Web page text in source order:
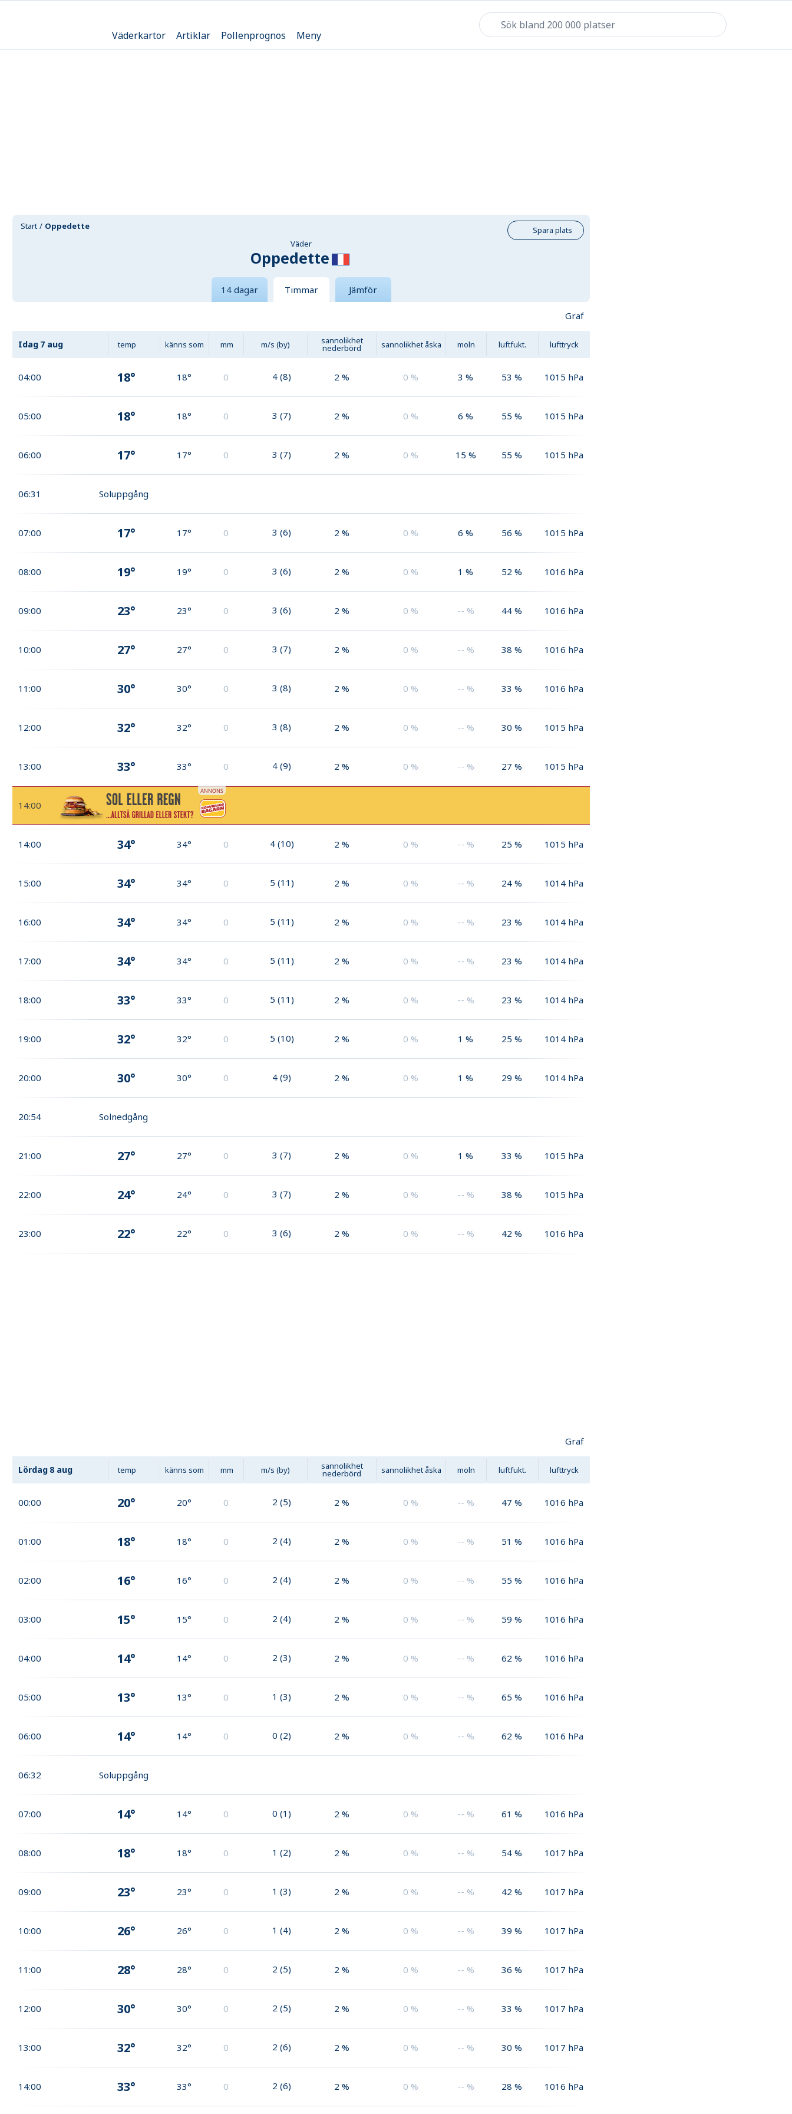
Väderkartor Artiklar Pollenprognos Meny
Start Oppedette
Spara plats
Väder
Oppedette
14 dagar Timmar Jämför
Graf
Idag 7 aug temp känns som mm m/s (by) sannolikhet
nederbörd sannolikhet åska moln luftfukt. lufttryck
04:00 18° 18° 0 4 (8) 2 % 0 % 3 % 53 % 1015 hPa
05:00 18° 18° 0 3 (7) 2 % 0 % 6 % 55 % 1015 hPa
06:00 17° 17° 0 3 (7) 2 % 0 % 15 % 55 % 1015 hPa
06:31 Soluppgång
07:00 17° 17° 0 3 (6) 2 % 0 % 6 % 56 % 1015 hPa
08:00 19° 19° 0 3 (6) 2 % 0 % 1 % 52 % 1016 hPa
09:00 23° 23° 0 3 (6) 2 % 0 % -- % 44 % 1016 hPa
10:00 27° 27° 0 3 (7) 2 % 0 % -- % 38 % 1016 hPa
11:00 30° 30° 0 3 (8) 2 % 0 % -- % 33 % 1016 hPa
12:00 32° 32° 0 3 (8) 2 % 0 % -- % 30 % 1015 hPa
13:00 33° 33° 0 4 (9) 2 % 0 % -- % 27 % 1015 hPa
14:00
14:00 34° 34° 0 4 (10) 2 % 0 % -- % 25 % 1015 hPa
15:00 34° 34° 0 5 (11) 2 % 0 % -- % 24 % 1014 hPa
16:00 34° 34° 0 5 (11) 2 % 0 % -- % 23 % 1014 hPa
17:00 34° 34° 0 5 (11) 2 % 0 % -- % 23 % 1014 hPa
18:00 33° 33° 0 5 (11) 2 % 0 % -- % 23 % 1014 hPa
19:00 32° 32° 0 5 (10) 2 % 0 % 1 % 25 % 1014 hPa
20:00 30° 30° 0 4 (9) 2 % 0 % 1 % 29 % 1014 hPa
20:54 Solnedgång
21:00 27° 27° 0 3 (7) 2 % 0 % 1 % 33 % 1015 hPa
22:00 24° 24° 0 3 (7) 2 % 0 % -- % 38 % 1015 hPa
23:00 22° 22° 0 3 (6) 2 % 0 % -- % 42 % 1016 hPa
Graf
Lördag 8 aug temp känns som mm m/s (by) sannolikhet
nederbörd sannolikhet åska moln luftfukt. lufttryck
00:00 20° 20° 0 2 (5) 2 % 0 % -- % 47 % 1016 hPa
01:00 18° 18° 0 2 (4) 2 % 0 % -- % 51 % 1016 hPa
02:00 16° 16° 0 2 (4) 2 % 0 % -- % 55 % 1016 hPa
03:00 15° 15° 0 2 (4) 2 % 0 % -- % 59 % 1016 hPa
04:00 14° 14° 0 2 (3) 2 % 0 % -- % 62 % 1016 hPa
05:00 13° 13° 0 1 (3) 2 % 0 % -- % 65 % 1016 hPa
06:00 14° 14° 0 0 (2) 2 % 0 % -- % 62 % 1016 hPa
06:32 Soluppgång
07:00 14° 14° 0 0 (1) 2 % 0 % -- % 61 % 1016 hPa
08:00 18° 18° 0 1 (2) 2 % 0 % -- % 54 % 1017 hPa
09:00 23° 23° 0 1 (3) 2 % 0 % -- % 42 % 1017 hPa
10:00 26° 26° 0 1 (4) 2 % 0 % -- % 39 % 1017 hPa
11:00 28° 28° 0 2 (5) 2 % 0 % -- % 36 % 1017 hPa
12:00 30° 30° 0 2 (5) 2 % 0 % -- % 33 % 1017 hPa
13:00 32° 32° 0 2 (6) 2 % 0 % -- % 30 % 1017 hPa
14:00 33° 33° 0 2 (6) 2 % 0 % -- % 28 % 1016 hPa